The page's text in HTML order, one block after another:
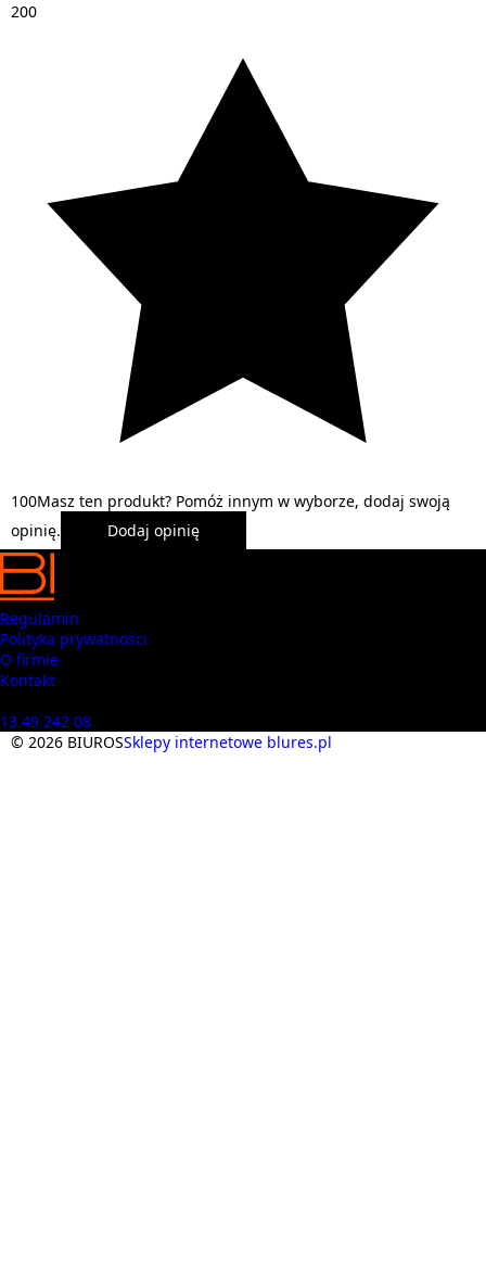
200
100Masz ten produkt? Pomóż innym w wyborze, dodaj swoją
opinię.
Dodaj opinię
Regulamin
Polityka prywatności
O firmie
Kontakt
13 49 242 08
© 2026 BIUROSSklepy internetowe blures.pl